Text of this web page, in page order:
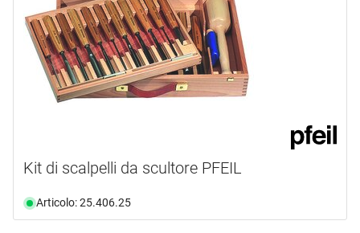
Kit di scalpelli da scultore PFEIL
Articolo: 25.406.25